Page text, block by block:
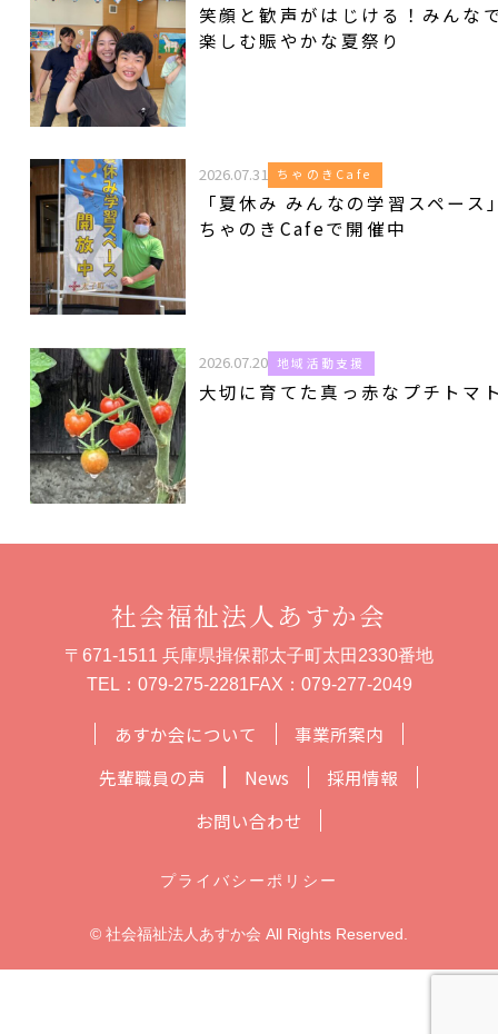
笑顔と歓声がはじける！みんな
楽しむ賑やかな夏祭り
2026.07.31 ちゃのきCafe
「夏休み みんなの学習スペース
ちゃのきCafeで開催中
2026.07.20 地域活動支援
大切に育てた真っ赤なプチトマ
あすか会について
事業所案内
先輩職員の声
News
採用情報
お問い合わせ
社会福祉法人あすか会
〒671-1511 兵庫県揖保郡太子町太田2330番地
TEL： 079-275-2281FAX：079-277-2049
プライバシーポリシー
© 社会福祉法人あすか会 All Rights Reserved.